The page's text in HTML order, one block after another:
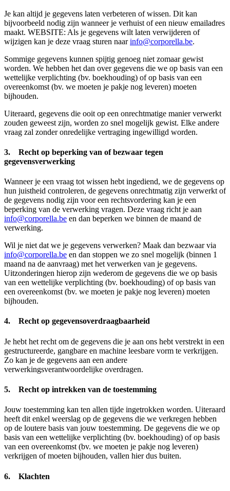
Je kan altijd je gegevens laten verbeteren of wissen. Dit kan
bijvoorbeeld nodig zijn wanneer je verhuist of een nieuw emailadres
maakt. WEBSITE: Als je gegevens wilt laten verwijderen of
wijzigen kan je deze vraag sturen naarinfo@corporella.be.
Sommige gegevens kunnen spijtig genoeg niet zomaar gewist
worden. We hebben het dan over gegevens die we op basis van een
wettelijke verplichting (bv. boekhouding) of op basis van een
overeenkomst (bv. we moeten je pakje nog leveren) moeten
bijhouden.
Uiteraard, gegevens die ooit op een onrechtmatige manier verwerkt
zouden geweest zijn, worden zo snel mogelijk gewist. Elke andere
vraag zal zonder onredelijke vertraging ingewilligd worden.
3. Recht op beperking van of bezwaar tegen
gegevensverwerking
Wanneer je een vraag tot wissen hebt ingediend, we de gegevens op
hun juistheid controleren, de gegevens onrechtmatig zijn verwerkt of
de gegevens nodig zijn voor een rechtsvordering kan je een
beperking van de verwerking vragen. Deze vraag richt je aan
info@corporella.be en dan beperken we binnen de maand de
verwerking.
Wil je niet dat we je gegevens verwerken? Maak dan bezwaar via
info@corporella.be en dan stoppen we zo snel mogelijk (binnen 1
maand na de aanvraag) met het verwerken van je gegevens.
Uitzonderingen hierop zijn wederom de gegevens die we op basis
van een wettelijke verplichting (bv. boekhouding) of op basis van
een overeenkomst (bv. we moeten je pakje nog leveren) moeten
bijhouden.
4. Recht op gegevensoverdraagbaarheid
Je hebt het recht om de gegevens die je aan ons hebt verstrekt in een
gestructureerde, gangbare en machine leesbare vorm te verkrijgen.
Zo kan je de gegevens aan een andere
verwerkingsverantwoordelijke overdragen.
5. Recht op intrekken van de toestemming
Jouw toestemming kan ten allen tijde ingetrokken worden. Uiteraard
heeft dit enkel weerslag op de gegevens die we verkregen hebben
op de loutere basis van jouw toestemming. De gegevens die we op
basis van een wettelijke verplichting (bv. boekhouding) of op basis
van een overeenkomst (bv. we moeten je pakje nog leveren)
verkrijgen of moeten bijhouden, vallen hier dus buiten.
6. Klachten